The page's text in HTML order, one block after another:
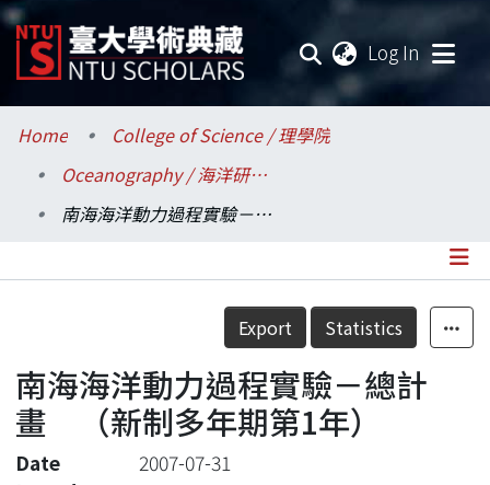
Log In
Communities & Collections
Research Outputs
Statistics
Home
College of Science / 理學院
Oceanography / 海洋研究所
南海海洋動力過程實驗－總計畫 （新制多年期第1年）
Details
Export Statistics
南海海洋動力過程實驗－總計
畫 （新制多年期第1年）
Date
2007-07-31